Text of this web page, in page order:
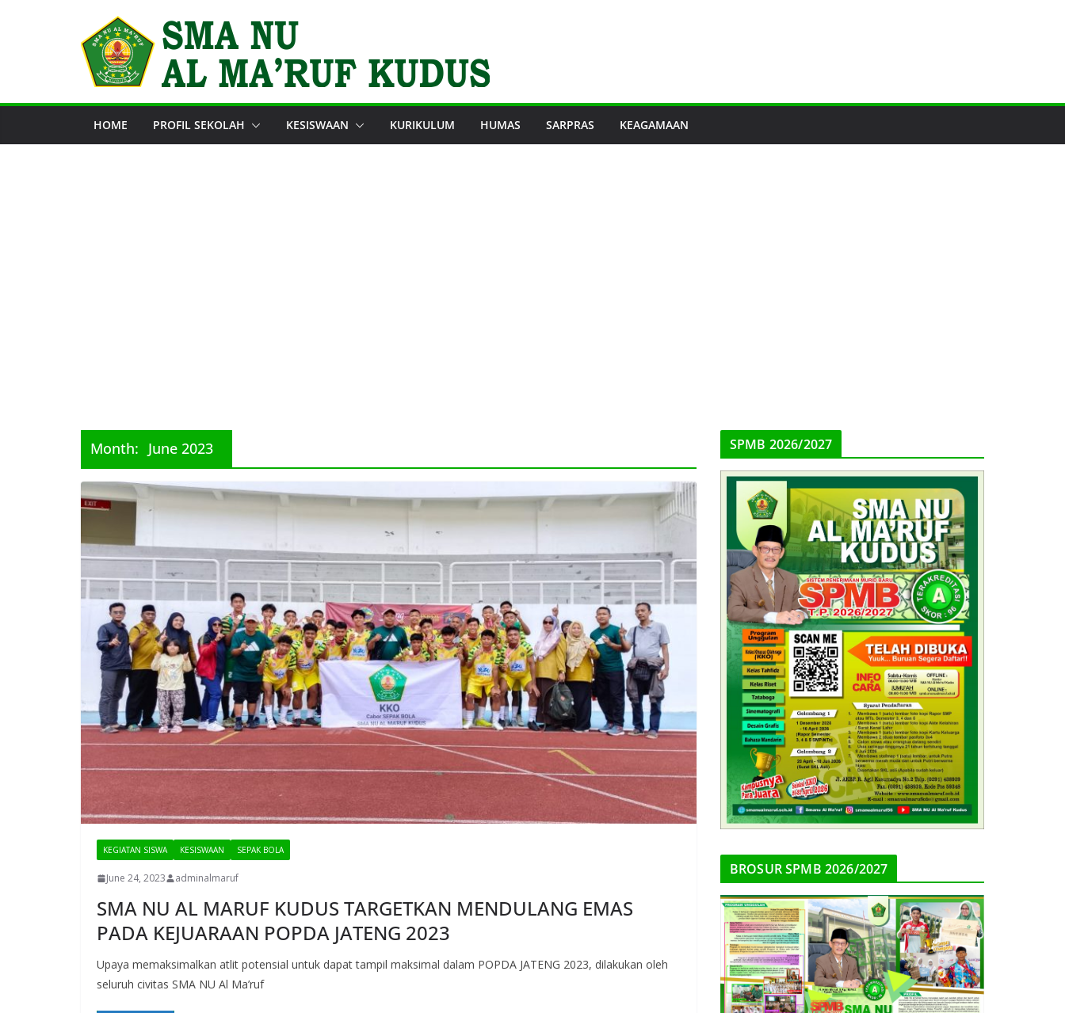
HOME PROFIL SEKOLAH KESISWAAN KURIKULUM HUMAS SARPRAS KEAGAMAAN
Month: June 2023
KEGIATAN SISWA KESISWAAN SEPAK BOLA
June 24, 2023 adminalmaruf
SMA NU AL MARUF KUDUS TARGETKAN MENDULANG EMAS
PADA KEJUARAAN POPDA JATENG 2023
Upaya memaksimalkan atlit potensial untuk dapat tampil maksimal dalam POPDA JATENG 2023, dilakukan oleh
seluruh civitas SMA NU Al Ma’ruf
SPMB 2026/2027
BROSUR SPMB 2026/2027